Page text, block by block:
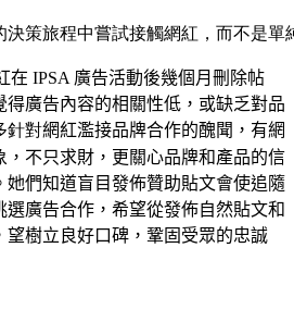
決策旅程中嘗試接觸網紅，而不是單
在 IPSA 廣告活動後幾個月刪除帖
廣告內容的相關性低，或缺乏對品
針對網紅濫接品牌合作的醜聞，有網
，不只求財，更關心品牌和產品的信
她們知道盲目發佈贊助貼文會使追隨
廣告合作，希望從發佈自然貼文和
望樹立良好口碑，鞏固受眾的忠誠